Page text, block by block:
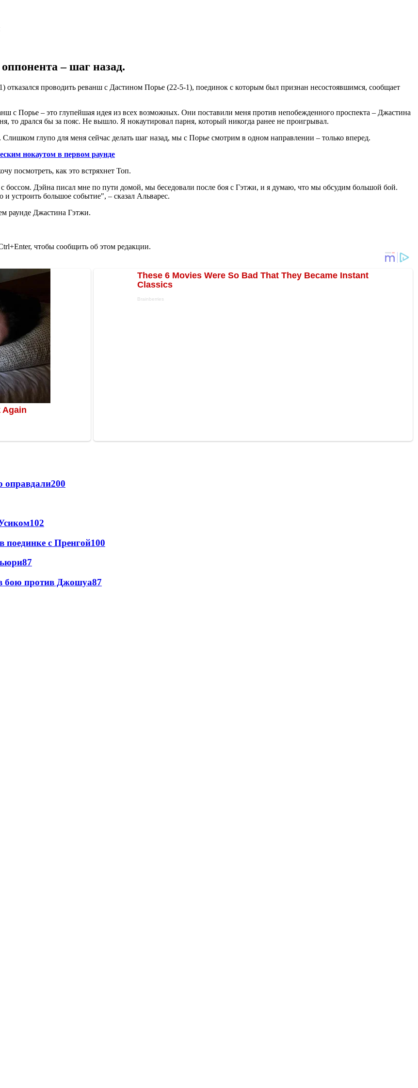
– шаг назад.
проводить реванш с Дастином Порье (22-5-1), поединок с которым был признан несостоявшимся, сообщает
с Порье – это глупейшая идея из всех возможных. Они поставили меня против непобежденного проспекта – Джастина
то дрался бы за пояс. Не вышло. Я нокаутировал парня, который никогда ранее не проигрывал.
глупо для меня сейчас делать шаг назад, мы с Порье смотрим в одном направлении – только вперед.
нокаутом в первом раунде
посмотреть, как это встряхнет Топ.
боссом. Дэйна писал мне по пути домой, мы беседовали после боя с Гэтжи, и я думаю, что мы обсудим большой бой.
устроить большое событие", – сказал Альварес.
раунде Джастина Гэтжи.
чтобы сообщить об этом редакции.
оправдали200
102
с Пренгой100
87
бою против Джошуа87